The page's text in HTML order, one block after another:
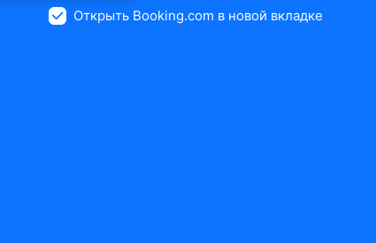
Открыть Booking.com в новой вкладке